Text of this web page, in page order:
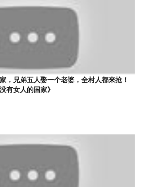
，兄弟五人娶一个老婆，全村人都来抢！
有女人的国家》